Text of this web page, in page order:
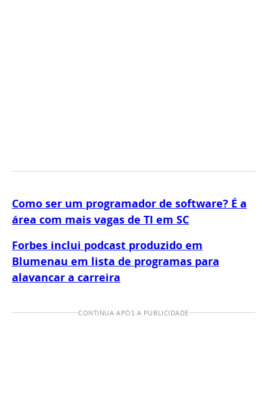
Como ser um programador de software? É a
área com mais vagas de TI em SC
Forbes inclui podcast produzido em
Blumenau em lista de programas para
alavancar a carreira
CONTINUA APÓS A PUBLICIDADE